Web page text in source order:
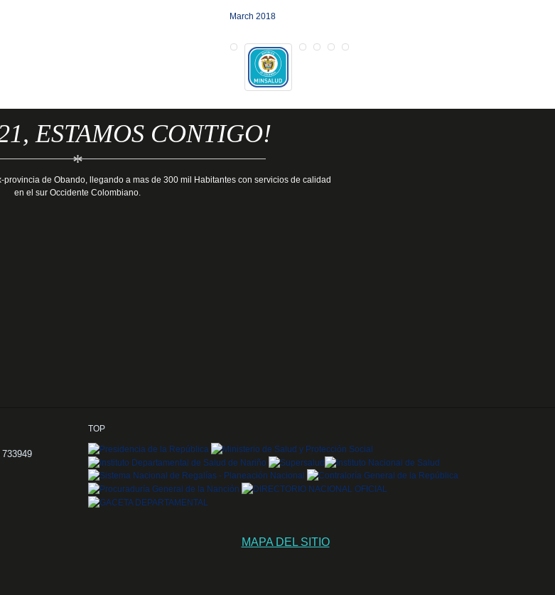
March 2018
ESTAMOS CONTIGO!
*
de Obando, llegando a mas de 300 mil Habitantes con servicios de calidad
en el sur Occidente Colombiano.
TOP
MAPA DEL SITIO